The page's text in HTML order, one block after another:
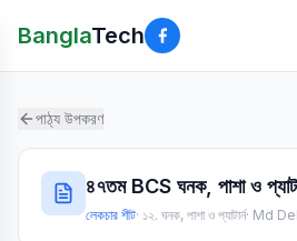
BanglaTech
পাঠ্য উপকরণ
৪৭তম BCS ঘনক, পাশা ও
লেকচার শীট· ১২. ঘনক, পাশা ও প্যাটার্ন· Md